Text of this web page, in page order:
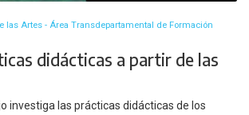
las Artes - Área Transdepartamental de Formación
didácticas a partir de las
investiga las prácticas didácticas de los